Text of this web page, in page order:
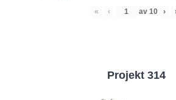
« ‹ av 10 ›
Projekt 314